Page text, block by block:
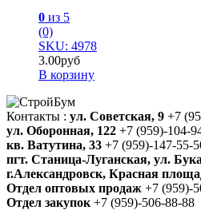
0 из 5
(0)
SKU: 4978
3.00руб
В корзину
Контакты : ул. Советская, 9 +7
ул. Оборонная, 122 +7 (959)-104-
кв. Ватутина, 33 +7 (959)-147-55-
пгт. Станица-Луганская, ул.
г.Александровск, Красная
Отдел оптовых продаж +7 (959)-
Отдел закупок +7 (959)-506-88-88